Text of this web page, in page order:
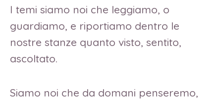
I temi siamo noi che leggiamo, o
guardiamo, e riportiamo dentro le
nostre stanze quanto visto, sentito,
ascoltato.
Siamo noi che da domani penseremo,